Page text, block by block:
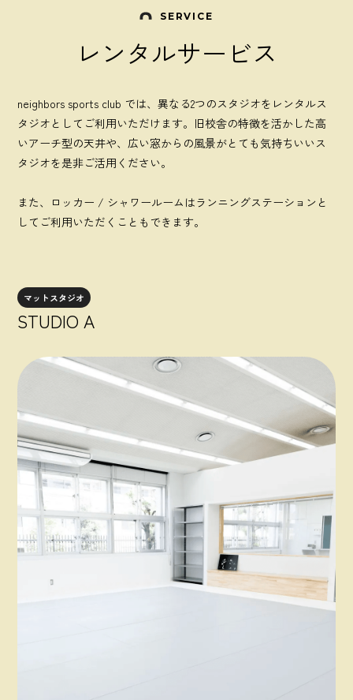
SERVICE
レンタルサービス
neighbors sports club では、異なる2つのスタジオをレンタルス
タジオとしてご利用いただけます。旧校舎の特徴を活かした高
いアーチ型の天井や、広い窓からの風景がとても気持ちいいス
タジオを是非ご活用ください。
また、ロッカー / シャワールームはランニングステーションと
してご利用いただくこともできます。
マットスタジオ
STUDIO A